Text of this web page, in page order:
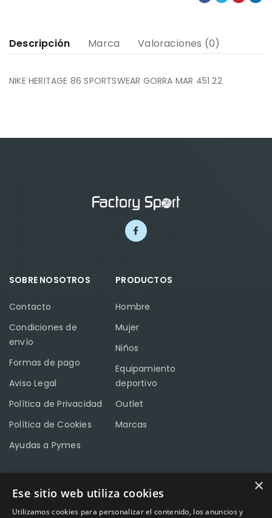
Descripción Marca Valoraciones (0)
NIKE HERITAGE 86 SPORTSWEAR GORRA MAR 451 22
SOBRE NOSOTROS
Contacto
Condiciones de
envío
Formas de pago
Aviso Legal
Política de Privacidad
Política de Cookies
Ayudas a Pymes
PRODUCTOS
Hombre
Mujer
Niños
Equipamiento
deportivo
Outlet
Marcas
CONTACTO ×
Ese sitio web utiliza cookies
Utilizamos cookies para personalizar el contenido, los anuncios y